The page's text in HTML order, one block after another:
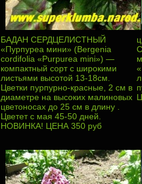
БАДАН СЕРДЦЕЛИСТНЫЙ
«Пурпуреа мини» (Bergenia
cordifolia «Purpurea mini») —
компактный сорт с широкими
листьями высотой 13-18см.
Цветки пурпурно-красные, 2 см в
диаметре на высоких малиновых
цветоносах до 25 см в длину .
Цветет с мая 45-50 дней.
НОВИНКА! ЦЕНА 350 руб